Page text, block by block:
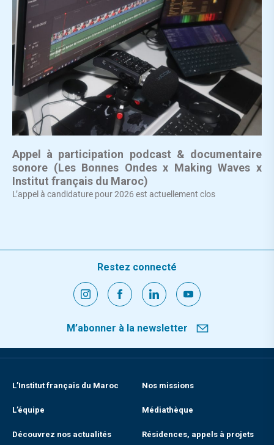
Appel à participation podcast & documentaire
sonore (Les Bonnes Ondes x Making Waves x
Institut français du Maroc)
L’appel à candidature pour 2026 est actuellement clos
Restez connecté
M’abonner à la newsletter
L’Institut français du Maroc Nos missions
L’équipe Médiathèque
Découvrez nos actualités Résidences, appels à projets